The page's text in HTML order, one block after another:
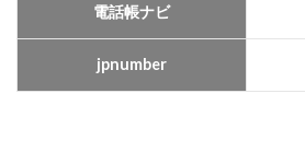
電話帳ナビ
jpnumber